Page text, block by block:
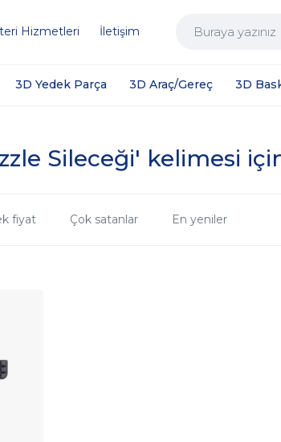
Hizmetleri İletişim
3D Yedek Parça 3D Araç/Gereç 3D
Sileceği' kelimesi
fiyat Çok satanlar En yeniler